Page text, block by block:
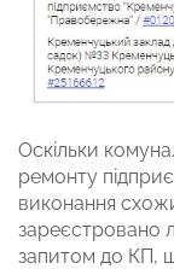
Оскільки
ремонту
виконання
зареєстровано
запитом до КП,